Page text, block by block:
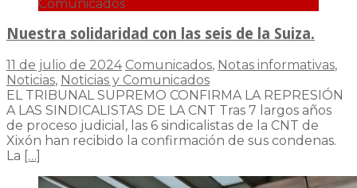
Comunicados
Nuestra solidaridad con las seis de la Suiza.
11 de julio de 2024 Comunicados, Notas informativas,
Noticias, Noticias y Comunicados
EL TRIBUNAL SUPREMO CONFIRMA LA REPRESIÓN
A LAS SINDICALISTAS DE LA CNT Tras 7 largos años
de proceso judicial, las 6 sindicalistas de la CNT de
Xixón han recibido la confirmación de sus condenas.
La […]